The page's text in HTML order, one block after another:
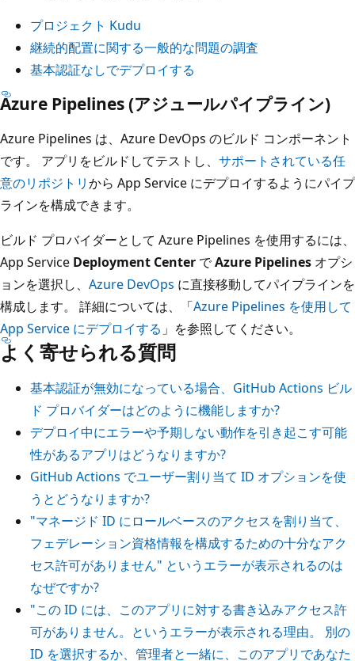
プロジェクト Kudu
継続的配置に関する一般的な問題の調査
基本認証なしでデプロイする
Azure Pipelines (アジュールパイプライン)
Azure Pipelines は、Azure DevOps のビルド コンポーネント
です。 アプリをビルドしてテストし、 サポートされている任
意のリポジトリから App Service にデプロイするようにパイプ
ラインを構成できます。
ビルド プロバイダーとして Azure Pipelines を使用するには、
App Service Deployment Center でAzure Pipelines オプシ
ョンを選択し、 Azure DevOps に直接移動してパイプラインを
構成します。 詳細については、「Azure Pipelines を使用して
App Service にデプロイする 」を参照してください。
よく寄せられる質問
基本認証が無効になっている場合、GitHub Actions ビル
ド プロバイダーはどのように機能しますか?
デプロイ中にエラーや予期しない動作を引き起こす可能
性があるアプリはどうなりますか?
GitHub Actions でユーザー割り当て ID オプションを使
うとどうなりますか?
"マネージド ID にロールベースのアクセスを割り当て、
フェデレーション資格情報を構成するための十分なアク
セス許可がありません" というエラーが表示されるのは
なぜですか?
"この ID には、このアプリに対する書き込みアクセス許
可がありません。というエラーが表示される理由。 別の
ID を選択するか、管理者と一緒に、このアプリであなた